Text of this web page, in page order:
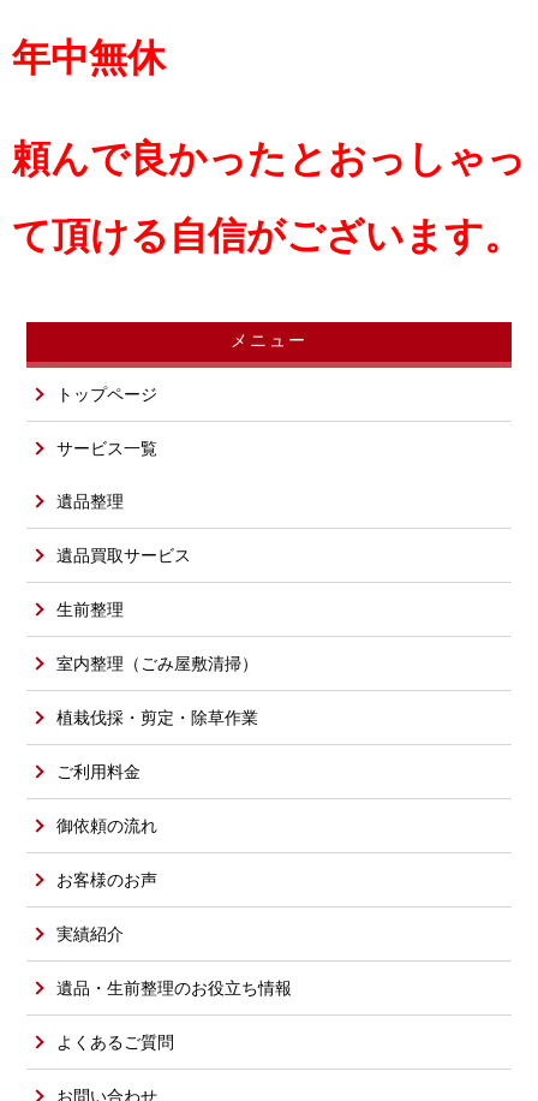
年中無休
頼んで良かったとおっしゃっ
て頂ける自信がございます。
メニュー
トップページ
サービス一覧
遺品整理
遺品買取サービス
生前整理
室内整理（ごみ屋敷清掃）
植栽伐採・剪定・除草作業
ご利用料金
御依頼の流れ
お客様のお声
実績紹介
遺品・生前整理のお役立ち情報
よくあるご質問
お問い合わせ